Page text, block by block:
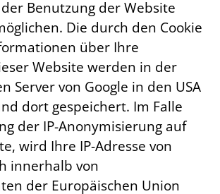
Benutzung der Website
Die durch den Cookie
über Ihre
Website werden in der
Server von Google in den USA
dort gespeichert. Im Falle
der IP-Anonymisierung auf
wird Ihre IP-Adresse von
innerhalb von
der Europäischen Union